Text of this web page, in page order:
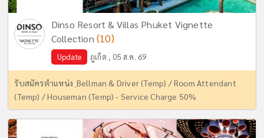
Dinso Resort & Villas Phuket Vignette
Collection (10)
Update ภูเก็ต , 05 ส.ค. 69
รับสมัครตำแหน่ง ฺBellman & Driver (Temp) / Room Attendant
(Temp) / Houseman (Temp) - Service Charge 50%